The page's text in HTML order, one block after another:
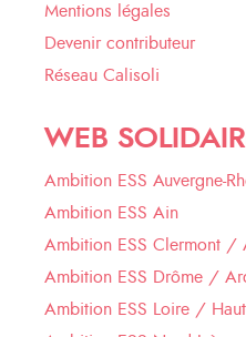
Mentions légales
Devenir contributeur
Réseau Calisoli
WEB
Ambition ESS Auvergne-
Ambition ESS Ain
Ambition ESS Clermont /
Ambition ESS Drôme /
Ambition ESS Loire /